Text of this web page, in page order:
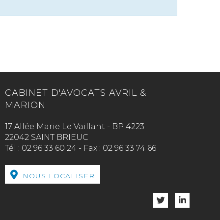
CABINET D'AVOCATS AVRIL &
MARION
17 Allée Marie Le Vaillant - BP 4223
22042 SAINT BRIEUC
Tél : 02 96 33 60 24 - Fax : 02 96 33 74 66
NOUS LOCALISER